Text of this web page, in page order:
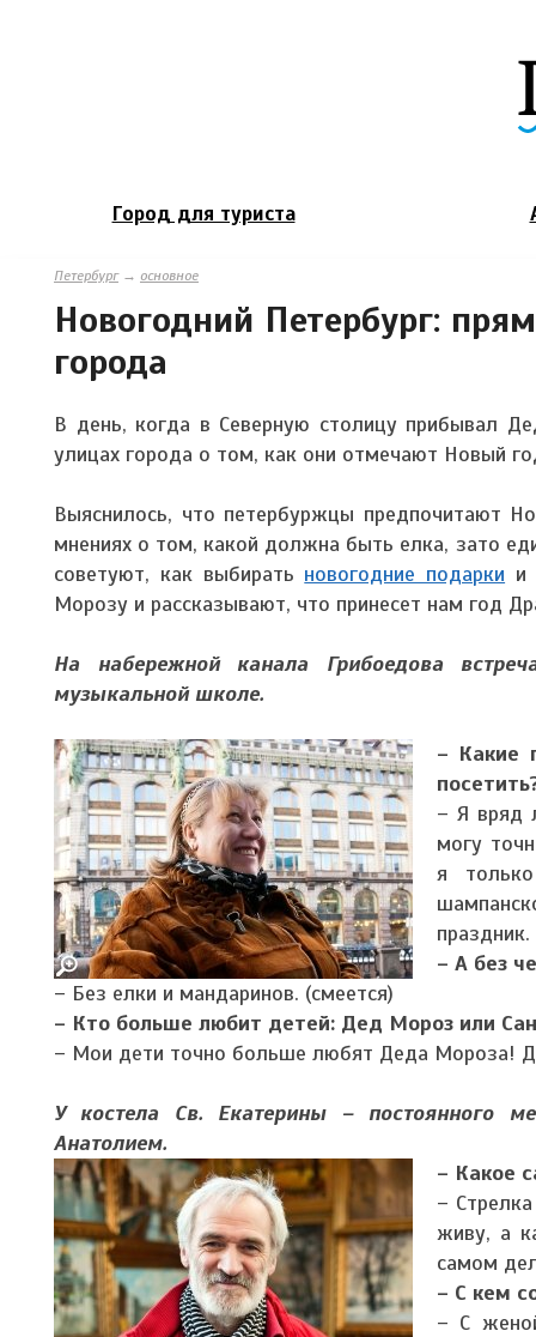
Город для туриста
Петербург→ основное
Новогодний Петербург:
города
В день, когда в Северную столицу прибывал
улицах города о том, как они отмечают Новый
Выяснилось, что петербуржцы предпочитают
мнениях о том, какой должна быть елка, зато
советуют, как выбирать новогодние подарки и
Морозу и рассказывают, что принесет нам год
На набережной канала Грибоедова
музыкальной школе.
– Какие
– Я вряд
могу
я
праздник.
– А без
– Без елки и мандаринов. (смеется)
– Кто больше любит детей: Дед Мороз или
– Мои дети точно больше любят Деда Мороза!
У костела Св. Екатерины – постоянного
Анатолием.
– Какое
–
живу, а
самом
– С кем
– С